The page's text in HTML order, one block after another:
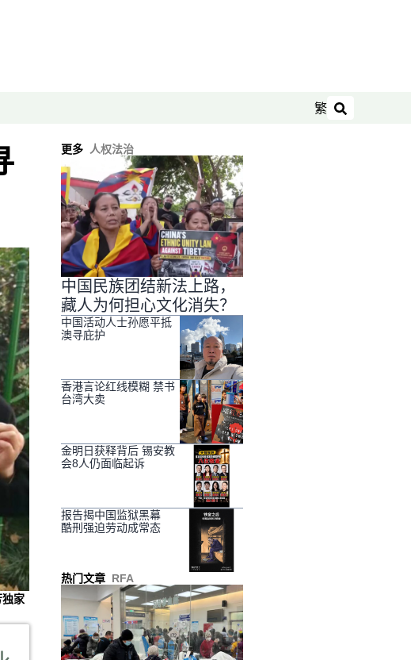
繁
搜索
独家
更多 人权法治
中国民族团结新法上路，
藏人为何担心文化消失？
中国活动人士孙愿平抵
澳寻庇护
香港言论红线模糊 禁书
台湾大卖
金明日获释背后 锡安教
会8人仍面临起诉
报告揭中国监狱黑幕
酷刑强迫劳动成常态
热门文章 RFA